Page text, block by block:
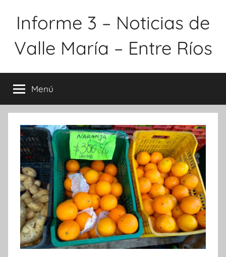
Informe 3 – Noticias de
Valle María – Entre Ríos
Menú